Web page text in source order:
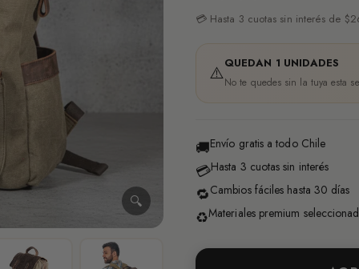
🔍
💳 Hasta 3 cuotas sin interés de
⚠️QUEDAN 1 UNIDADES
No te quedes sin la tuya esta
🚚Envío gratis a todo Chile
💳Hasta 3 cuotas sin interés
🔁Cambios fáciles hasta 30 días
♻️Materiales premium